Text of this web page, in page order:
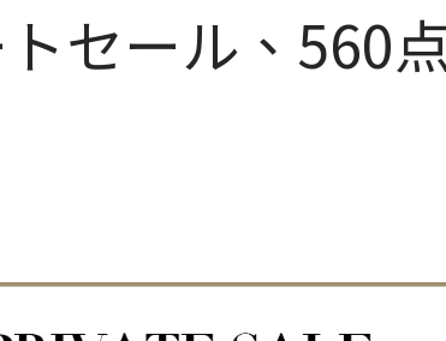
セール、560